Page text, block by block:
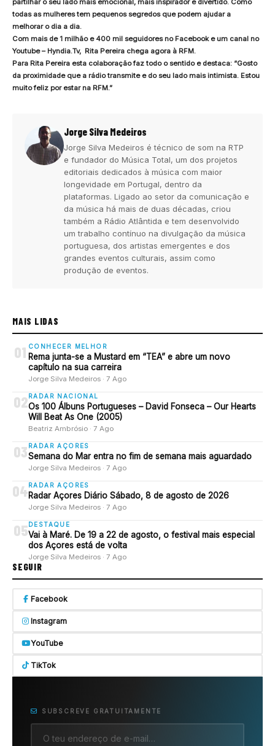
todas as mulheres tem pequenos segredos que podem ajudar a
melhorar o dia a dia.
Com mais de 1 milhão e 400 mil seguidores no Facebook e um canal no
Youtube – Hyndia.Tv, Rita Pereira chega agora à RFM.
Para Rita Pereira esta colaboração faz todo o sentido e destaca: “Gosto
da proximidade que a rádio transmite e do seu lado mais intimista. Estou
muito feliz por estar na RFM.”
Jorge Silva Medeiros
Jorge Silva Medeiros é técnico de som na RTP
e fundador do Música Total, um dos projetos
editoriais dedicados à música com maior
longevidade em Portugal, dentro da
plataformas. Ligado ao setor da comunicação e
da música há mais de duas décadas, criou
também a Rádio Atlântida e tem desenvolvido
um trabalho contínuo na divulgação da música
portuguesa, dos artistas emergentes e dos
grandes eventos culturais, assim como
produção de eventos.
MAIS LIDAS
01 CONHECER MELHOR
Rema junta-se a Mustard em “TEA” e abre um novo
capítulo na sua carreira
Jorge Silva Medeiros · 7 Ago
02 RADAR NACIONAL
Os 100 Álbuns Portugueses – David Fonseca – Our Hearts
Will Beat As One (2005)
Beatriz Ambrósio · 7 Ago
03 RADAR AÇORES
Semana do Mar entra no fim de semana mais aguardado
Jorge Silva Medeiros · 7 Ago
04RADAR AÇORES
Radar Açores Diário Sábado, 8 de agosto de 2026
Jorge Silva Medeiros · 7 Ago
05 DESTAQUE
Vai à Maré. De 19 a 22 de agosto, o festival mais especial
dos Açores está de volta
Jorge Silva Medeiros · 7 Ago
SEGUIR
Facebook
Instagram
YouTube
TikTok
SUBSCREVE GRATUITAMENTE